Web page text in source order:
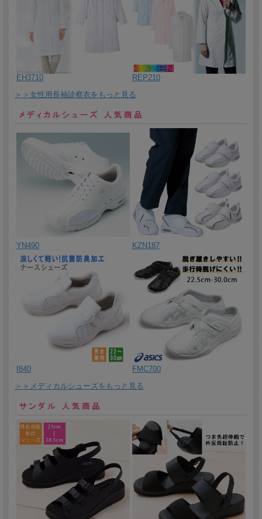
2026/2/2 しわになりにくく、耐久性のある清涼素材ニットシャツ男
2026/1/30 衣服内の湿度をコントロールしてドライに保つ「呼吸す
2026/1/29 サラサラ涼感素材。高齢者向け前開きシャツ。
2026/1/28 脇のネイビー切り替えで細見え効果が期待できる。便利
なポケット付きのニットシャツです。
2026/1/27 かがんでも安心の長めの着丈。鮮やかな切替カラーが映
2026/1/26 汗に強く快適なニットシャツ！
2026/1/23 吸汗速乾抗菌半袖ポロシャツ男性用。
2026/1/22 着心地さわやかなシャンブレー調ニットの女性用半袖ポ
2026/1/21 フィット感重視、疲労軽減設計の制菌加工ドクターサン
2026/1/20 ニット素材で動きやすく、カラーが選べる快適スクラ
ブ。使いやすさを追求し、細部までこだわった男女兼用スクラブ。
2026/1/19 吸汗速乾生地、襟に隠れスナップ付きブラウスです。
2026/1/16 涼しくて軽い抗菌防臭加工のナースシューズ。22cmから
2026/1/15 ドクターにも薬局衣としてもおすすめの女性用ハーフ丈
2026/1/14 細見のシルエットのテーラードスタイル、メンズドクタ
ージャケット。ストレッチ性に優れて動きやすく、防汚・防塵、制
電性、吸汗性と多機能素材を採用しています。
女兼用フロントファスナー開きニットシャ ツ。
2026/1/9 清潔感ある白と配色がおしゃれなチュニックです。襟元の
配色がフェイスラインや首元を引き締め効果も。
2026/1/8 点滴の交換作業など、腕の上げ下ろしがしやすいように設
計されたエルゴカット仕様の袖が機能的なチュニック。
2026/1/7 ベーシックなデザインの女性用ケーシー。ストレッチ性と
コットンの優しさを兼ね備えた工業洗濯OKの素材
2026/1/6 多彩なカラーと様々な機能をちりばめたフロントファスナ
ー開きの男女兼用スクラブです。
EH3710
REP210
＞＞女性用長袖診察衣をもっと見る
YN490 KZN187
f840
FMC700
＞＞メディカルシューズをもっと見る